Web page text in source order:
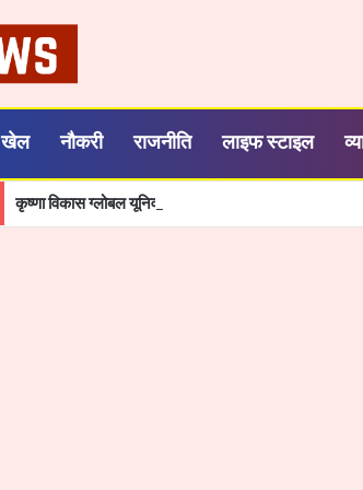
खेल नौकरी राजनीति लाइफ स्टाइल
कृष्णा विकास ग्लोबल यूनिवर्सिटी में ‘रिसर्च प्रपोज़ल टू